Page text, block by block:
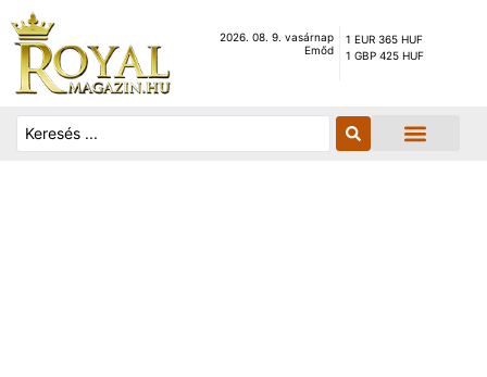
2026. 08. 9. vasárnap
Emőd
1 EUR 365 HUF
1 GBP 425 HUF